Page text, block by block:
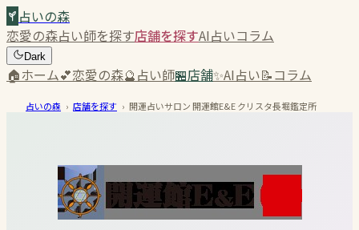
占いの森
恋愛の森占い師を探す店舗を探すAI占いコラム
Dark
🏠ホーム💕恋愛の森🔮占い師🏪店舗✨AI占い📝コラム
占いの森 › 店舗を探す › 開運占いサロン 開運館E&E クリスタ長堀鑑定所